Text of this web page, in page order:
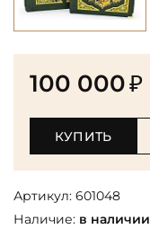
100 000₽
КУПИТЬ
Артикул: 601048
Наличие: в наличии